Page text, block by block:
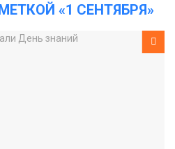
«1 СЕНТЯБРЯ»